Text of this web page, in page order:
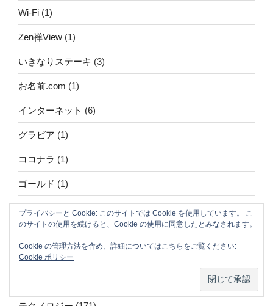
Wi-Fi (1)
Zen禅View (1)
いきなりステーキ (3)
お名前.com (1)
インターネット (6)
グラビア (1)
ココナラ (1)
ゴールド (1)
スキミング (1)
セーフティーネット
プライバシーと Cookie: このサイトでは Cookie を使用しています。 こ
のサイトの使用を続けると、Cookie の使用に同意したとみなされます。
Cookie の管理方法を含め、詳細についてはこちらをご覧ください:
Cookie ポリシー